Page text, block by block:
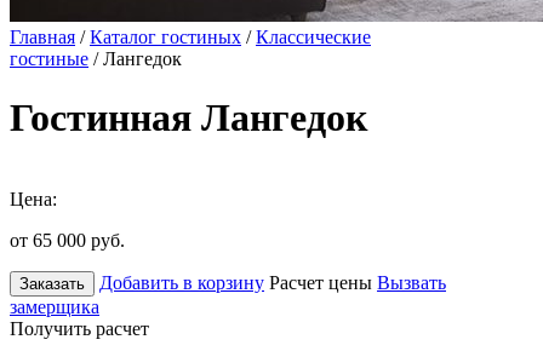
Главная /Каталог гостиных /Классические
гостиные / Лангедок
Гостинная Лангедок
Цена:
от 65 000 руб.
Заказать Добавить в корзину Расчет цены Вызвать
замерщика
Получить расчет